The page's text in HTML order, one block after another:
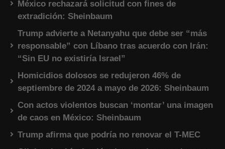
México rechazará solicitud con fines de
extradición: Sheinbaum
Trump advierte a Netanyahu que debe ser “más
responsable” con Líbano tras acuerdo con Irán:
“Sin EU no existiría Israel”
Homicidios dolosos se redujeron 46% de
septiembre de 2024 a mayo de 2026: Sheinbaum
Con actos violentos buscan ‘montar’ una imagen
de caos en México: Sheinbaum
Trump afirma que podría no renovar el T-MEC